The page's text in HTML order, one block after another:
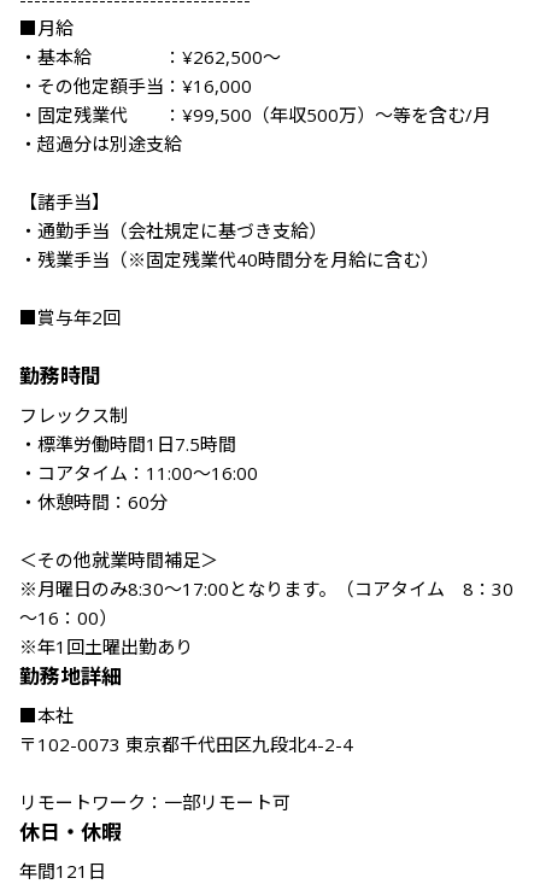
■月給
・基本給　　　　：¥262,500～
・その他定額手当：¥16,000
・固定残業代　　：¥99,500（年収500万）～等を含む/月
・超過分は別途支給
【諸手当】
・通勤手当（会社規定に基づき支給）
・残業手当（※固定残業代40時間分を月給に含む）
■賞与年2回
勤務時間
フレックス制
・標準労働時間1日7.5時間
・コアタイム：11:00～16:00
・休憩時間：60分
＜その他就業時間補足＞
※月曜日のみ8:30～17:00となります。（コアタイム　8：30
～16：00）
※年1回土曜出勤あり
勤務地詳細
■本社
〒102-0073 東京都千代田区九段北4-2-4
リモートワーク：一部リモート可
休日・休暇
年間121日